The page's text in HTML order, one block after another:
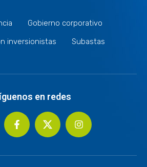
Gobierno corporativo
inversionistas
Subastas
en redes